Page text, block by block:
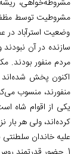
مشروطه‌خواهی،
مشروطیت توسط مظفرالدین شاه
وضعیت استرآباد در
سازنده در آن
مردم منفور بودند.
اکنون پخش شده‌اند
منفورند، منسوب
یکی از اقوام شاه
کرده‌اند، ولی هر
علیه خاندان